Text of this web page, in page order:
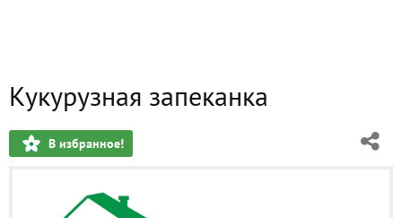
Кукурузная запеканка
В избранное!